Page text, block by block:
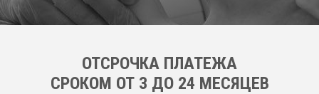
ОТСРОЧКА ПЛАТЕЖА
CРОКОМ ОТ 3 ДО 24 МЕСЯЦЕВ